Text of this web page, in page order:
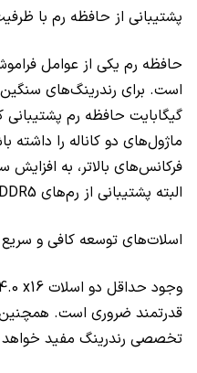
پشتیبانی از حافظه رم با
حافظه رم یکی از عوامل
گیگابایت حافظه رم پشتیبانی
فرکانس‌های بالاتر، به
البته پشتیبانی از رم‌های DDR5 نیز مزیت محسوب می‌شود.
اسلات‌های توسعه کافی و سریع
قدرتمند ضروری است.
تخصصی رندرینگ مفید خواهد